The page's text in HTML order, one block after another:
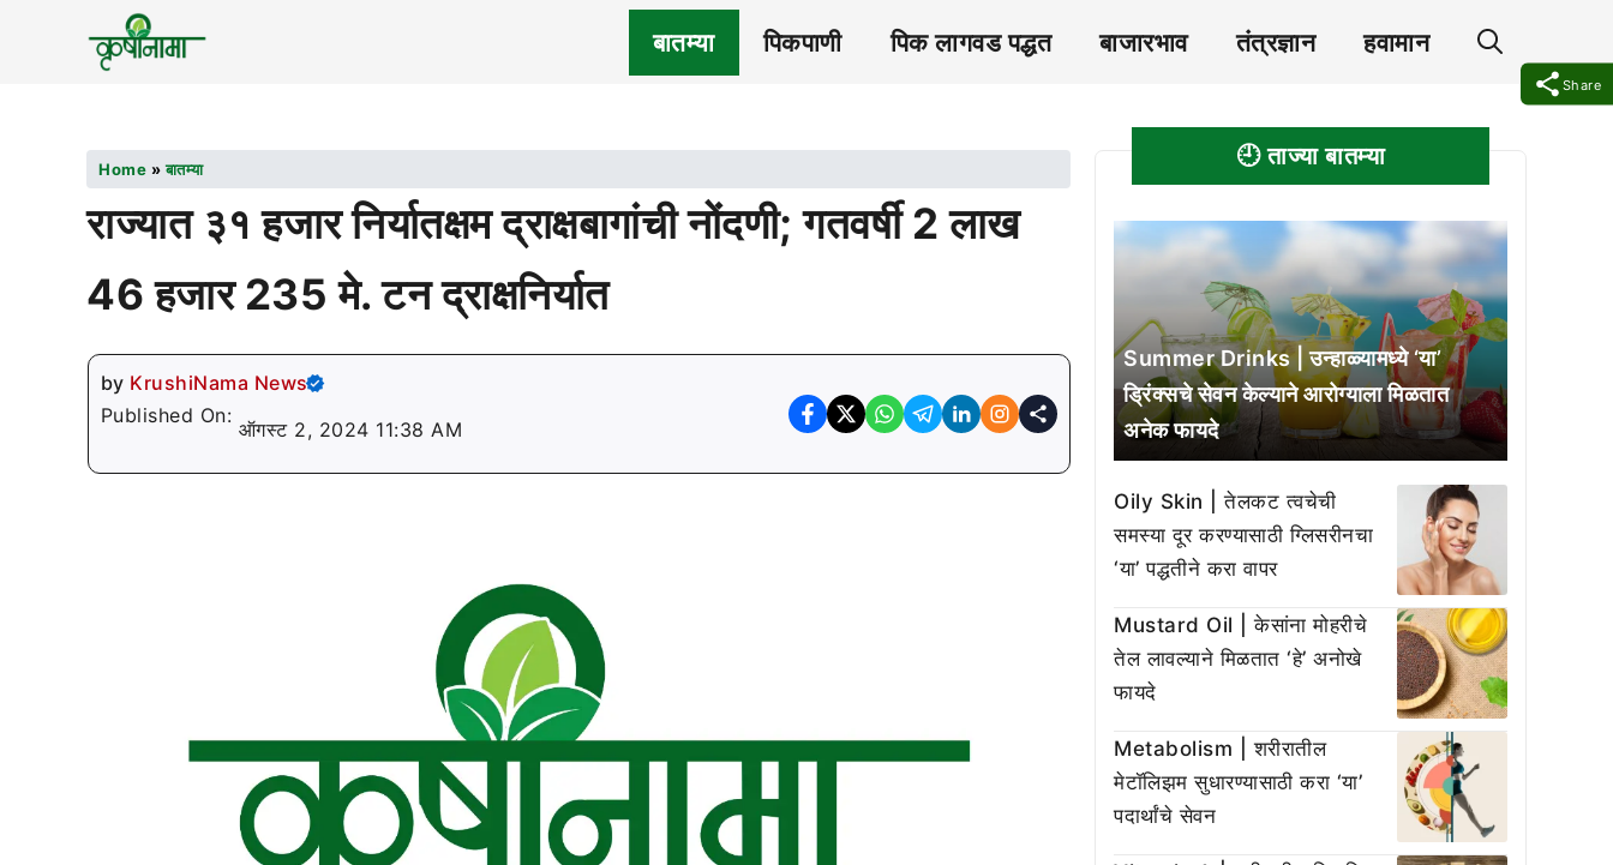
बातम्या पिकपाणी पिक लागवड पद्धत बाजारभाव तंत्रज्ञान हवामान
Share
Home »बातम्या
राज्यात ३१ हजार निर्यातक्षम द्राक्षबागांची नोंदणी; गतवर्षी 2 लाख
46 हजार 235 मे. टन द्राक्षनिर्यात
by KrushiNama News
Published On:
ऑगस्ट 2, 2024 11:38 AM
🕘 ताज्या बातम्या
Summer Drinks | उन्हाळ्यामध्ये ‘या’
ड्रिंक्सचे सेवन केल्याने आरोग्याला मिळतात
अनेक फायदे
Oily Skin | तेलकट त्वचेची
समस्या दूर करण्यासाठी ग्लिसरीनचा
‘या’ पद्धतीने करा वापर
Mustard Oil | केसांना मोहरीचे
तेल लावल्याने मिळतात ‘हे’ अनोखे
फायदे
Metabolism | शरीरातील
मेटॉलिझम सुधारण्यासाठी करा ‘या’
पदार्थांचे सेवन